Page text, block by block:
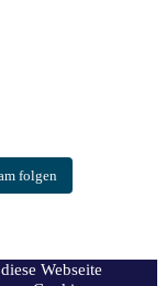
folgen
Webseite